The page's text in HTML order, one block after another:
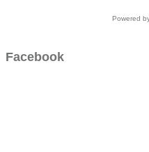
Powered
Facebook